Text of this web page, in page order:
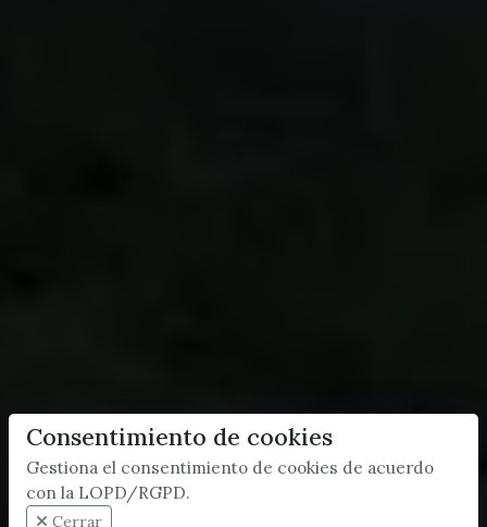
Consentimiento de cookies
Gestiona el consentimiento de cookies de acuerdo
con la LOPD/RGPD.
Cerrar